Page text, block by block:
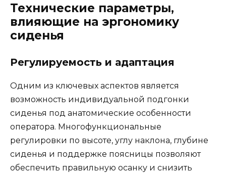
Технические параметры,
влияющие на эргономику
сиденья
Регулируемость и адаптация
Одним из ключевых аспектов является
возможность индивидуальной подгонки
сиденья под анатомические особенности
оператора. Многофункциональные
регулировки по высоте, углу наклона, глубине
сиденья и поддержке поясницы позволяют
обеспечить правильную осанку и снизить